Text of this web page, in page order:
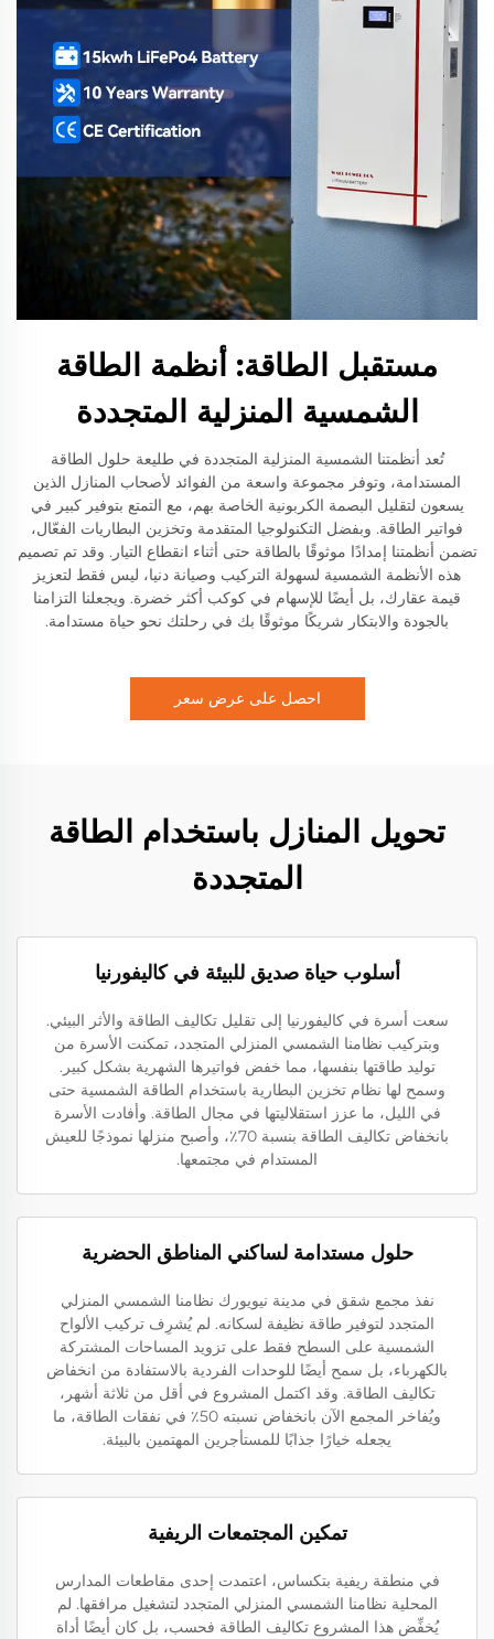
مستقبل الطاقة: أنظمة الطاقة
الشمسية المنزلية المتجددة
تُعد أنظمتنا الشمسية المنزلية المتجددة في طليعة حلول الطاقة
المستدامة، وتوفر مجموعة واسعة من الفوائد لأصحاب المنازل الذين
يسعون لتقليل البصمة الكربونية الخاصة بهم، مع التمتع بتوفير كبير في
فواتير الطاقة. وبفضل التكنولوجيا المتقدمة وتخزين البطاريات الفعّال،
تضمن أنظمتنا إمدادًا موثوقًا بالطاقة حتى أثناء انقطاع التيار. وقد تم تصميم
هذه الأنظمة الشمسية لسهولة التركيب وصيانة دنيا، ليس فقط لتعزيز
قيمة عقارك، بل أيضًا للإسهام في كوكب أكثر خضرة. ويجعلنا التزامنا
بالجودة والابتكار شريكًا موثوقًا بك في رحلتك نحو حياة مستدامة.
احصل على عرض سعر
تحويل المنازل باستخدام الطاقة
المتجددة
أسلوب حياة صديق للبيئة في كاليفورنيا
سعت أسرة في كاليفورنيا إلى تقليل تكاليف الطاقة والأثر البيئي.
وبتركيب نظامنا الشمسي المنزلي المتجدد، تمكنت الأسرة من
توليد طاقتها بنفسها، مما خفض فواتيرها الشهرية بشكل كبير.
وسمح لها نظام تخزين البطارية باستخدام الطاقة الشمسية حتى
في الليل، ما عزز استقلاليتها في مجال الطاقة. وأفادت الأسرة
بانخفاض تكاليف الطاقة بنسبة 70٪، وأصبح منزلها نموذجًا للعيش
المستدام في مجتمعها.
حلول مستدامة لساكني المناطق الحضرية
نفذ مجمع شقق في مدينة نيويورك نظامنا الشمسي المنزلي
المتجدد لتوفير طاقة نظيفة لسكانه. لم يُشرِف تركيب الألواح
الشمسية على السطح فقط على تزويد المساحات المشتركة
بالكهرباء، بل سمح أيضًا للوحدات الفردية بالاستفادة من انخفاض
تكاليف الطاقة. وقد اكتمل المشروع في أقل من ثلاثة أشهر،
ويُفاخر المجمع الآن بانخفاض نسبته 50٪ في نفقات الطاقة، ما
يجعله خيارًا جذابًا للمستأجرين المهتمين بالبيئة.
تمكين المجتمعات الريفية
في منطقة ريفية بتكساس، اعتمدت إحدى مقاطعات المدارس
المحلية نظامنا الشمسي المنزلي المتجدد لتشغيل مرافقها. لم
يُخفِّض هذا المشروع تكاليف الطاقة فحسب، بل كان أيضًا أداة